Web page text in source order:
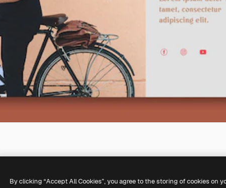
By clicking “Accept All Cookies”, you agree to the storing of cookies on